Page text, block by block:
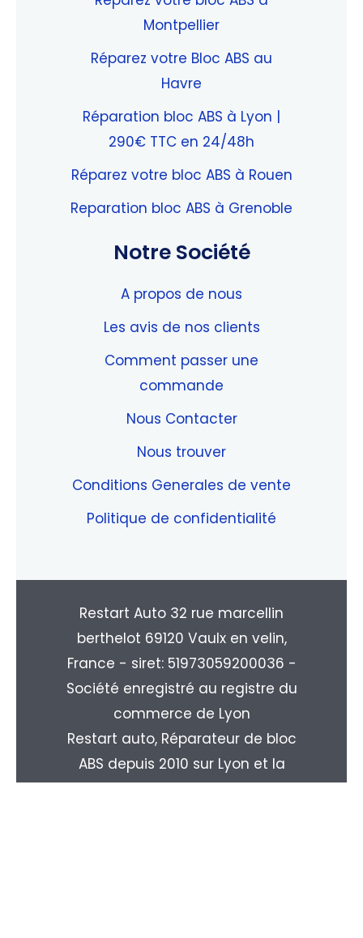
Montpellier
Réparez votre Bloc ABS au
Havre
Réparation bloc ABS à Lyon |
290€ TTC en 24/48h
Réparez votre bloc ABS à Rouen
Reparation bloc ABS à Grenoble
Notre Société
A propos de nous
Les avis de nos clients
Comment passer une
commande
Nous Contacter
Nous trouver
Conditions Generales de vente
Politique de confidentialité
Restart Auto 32 rue marcellin
berthelot 69120 Vaulx en velin,
France - siret: 51973059200036 -
Société enregistré au registre du
commerce de Lyon
Restart auto, Réparateur de bloc
ABS depuis 2010 sur Lyon et la
région Rhone-alpes. Livraison